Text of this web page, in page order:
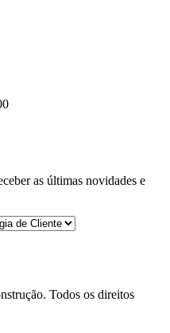
as últimas novidades e
Todos os direitos